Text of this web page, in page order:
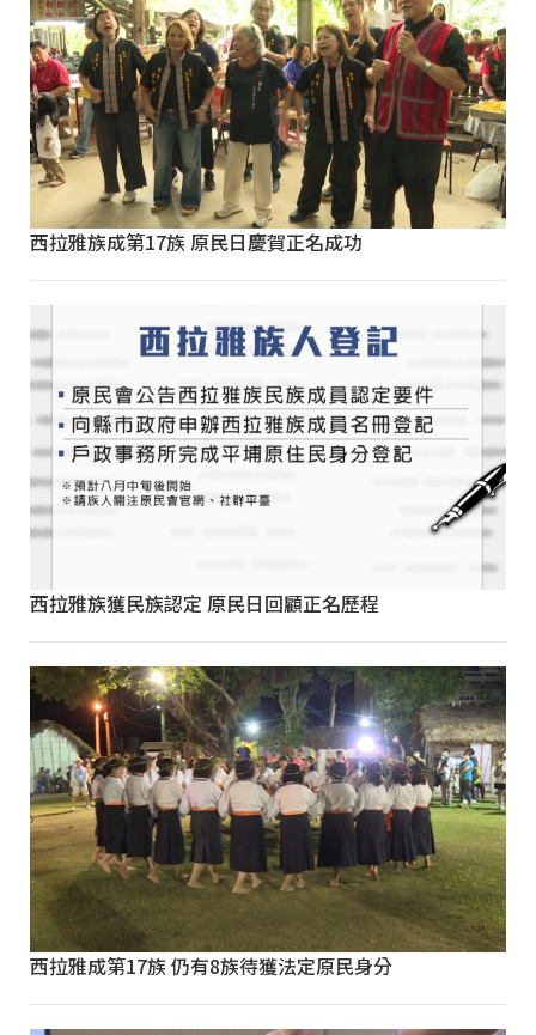
西拉雅族成第17族 原民日慶賀正名成功
西拉雅族獲民族認定 原民日回顧正名歷程
西拉雅成第17族 仍有8族待獲法定原民身分